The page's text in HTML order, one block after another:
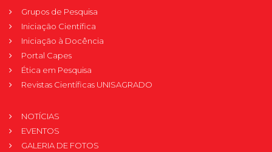
Grupos de Pesquisa
Iniciação Científica
Iniciação à Docência
Portal Capes
Ética em Pesquisa
Revistas Científicas UNISAGRADO
NOTÍCIAS
EVENTOS
GALERIA DE FOTOS